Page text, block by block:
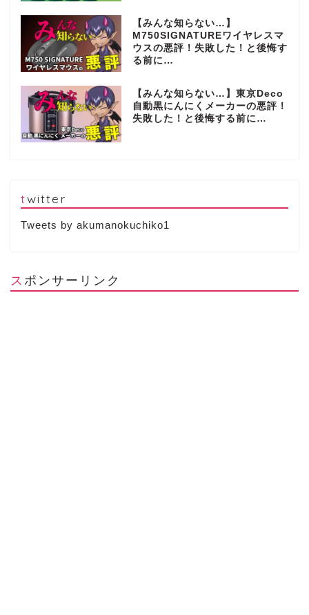
【みんな知らない…】
M750SIGNATUREワイヤレスマ
ウスの悪評！失敗した！と後悔す
る前に…
【みんな知らない…】東京Deco
自動黒にんにくメーカーの悪評！
失敗した！と後悔する前に…
twitter
Tweets by akumanokuchiko1
スポンサーリンク